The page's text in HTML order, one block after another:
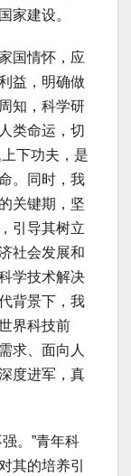
家建设。
国情怀，应
益，明确做
知，科学研
类命运，切
上下功夫，是
。同时，我
关键期，坚
引导其树立
社会发展和
学技术解决
背景下，我
界科技前
求、面向人
度进军，真
。”青年科
其的培养引